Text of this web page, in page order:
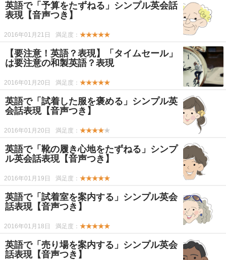
英語で「予算をたずねる」シンプル英会話
表現【音声つき】
2016年01月21日 満足度： ★★★★★
【要注意！英語？表現】「タイムセール」
は要注意の和製英語？表現
2016年01月20日 満足度： ★★★★★
英語で「試着した服を褒める」シンプル英
会話表現【音声つき】
2016年01月20日 満足度： ★★★★★
英語で「靴の履き心地をたずねる」シンプ
ル英会話表現【音声つき】
2016年01月19日 満足度： ★★★★★
英語で「試着室を案内する」シンプル英会
話表現【音声つき】
2016年01月18日 満足度： ★★★★★
英語で「売り場を案内する」シンプル英会
話表現【音声つき】